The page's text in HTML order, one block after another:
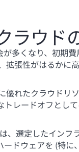
ラウド
多くなり、初期
拡張性がはるかに
れたクラウドリ
レードオフとし
、選定したインフ
ドウェアを (特に